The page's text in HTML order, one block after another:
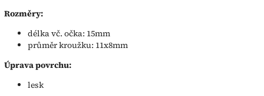
Rozměry:
délka vč. očka: 15mm
průměr kroužku: 11x8mm
Úprava povrchu:
lesk